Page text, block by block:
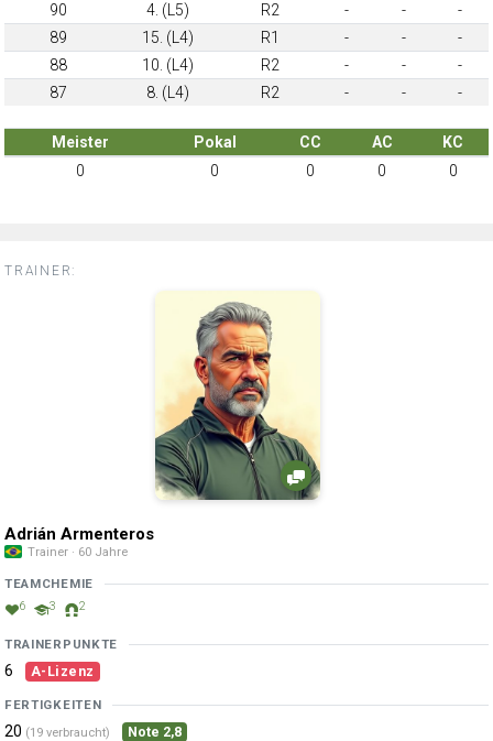
90
4. (L5) R2 - -
-
89
15. (L4) R1 - -
-
88
10. (L4) R2 - -
-
87
8. (L4) R2 - - -
Meister Pokal CC AC
KC
0
0 0 0 0
TRAINER:
Adrián Armenteros
Trainer · 60 Jahre
TEAMCHEMIE
6 3 2
TRAINERPUNKTE
6 A-Lizenz
FERTIGKEITEN
20 (19 verbraucht) Note 2,8